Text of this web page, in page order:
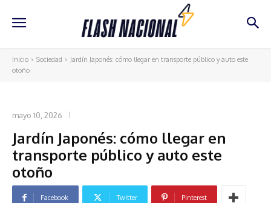
Inicio Sociedad
Jardín Japonés: cómo llegar en transporte público y auto este
otoño
mayo 10, 2026
Jardín Japonés: cómo llegar en
transporte público y auto este
otoño
Facebook Twitter Pinterest